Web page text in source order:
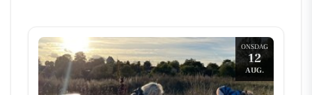
ONSDAG
12
AUG.